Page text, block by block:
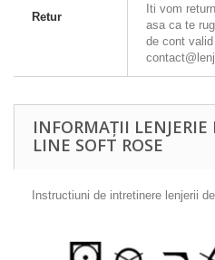
Retur
Iti vom
asa ca te
de cont
INFORMAȚII
LINE SOFT ROSE
Instructiuni de intretinere lenjerii